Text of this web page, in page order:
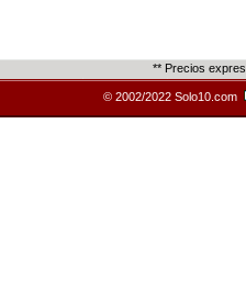
** Precios
© 2002/2022 Solo10.com